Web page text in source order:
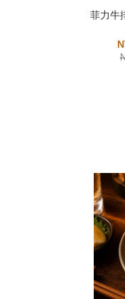
菲力牛